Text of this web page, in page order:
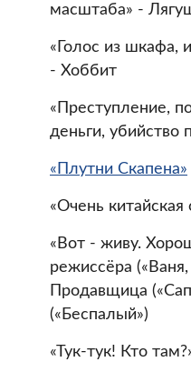
масштаба» -
«Голос из шкафа,
- Хоббит
«Преступление,
деньги, убийство
«Плутни Скапена»
«Очень
«Вот - живу.
режиссёра («Ваня,
Продавщица
(«Беспалый»)
«Тук-тук! Кто